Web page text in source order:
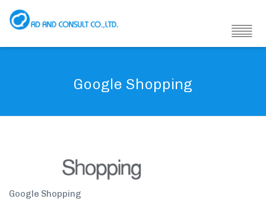
Google Shopping
Google Shopping